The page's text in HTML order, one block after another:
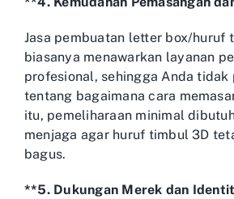
Jasa pembuatan letter box/huruf
biasanya menawarkan layanan
profesional, sehingga Anda
tentang bagaimana cara
itu, pemeliharaan minimal
menjaga agar huruf timbul 3D
bagus.
**5. Dukungan Merek dan